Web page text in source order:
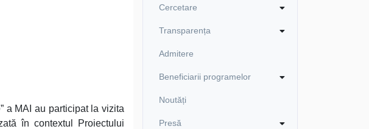
a MAI au participat la vizita
în contextul Proiectului
Cercetare
Transparența
Admitere
Beneficiarii programelor
Noutăți
Presă